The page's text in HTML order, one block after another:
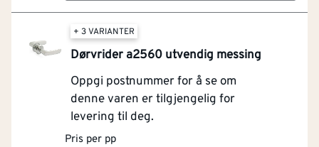
+ 3 VARIANTER
Dørvrider a2560 utvendig messing
Oppgi postnummer for å se om
denne varen er tilgjengelig for
levering til deg.
Pris per pp